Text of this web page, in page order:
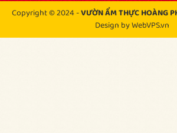
Copyright © 2024 -VƯỜN ẨM THỰC HOÀNG
Design by WebVPS.vn